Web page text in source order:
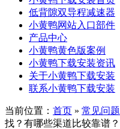
低背隙双导程减速器
小黄鸭网站入口部件
产品中心
小黄鸭黄色版案例
小黄鸭下载安装资讯
关于小黄鸭下载安装
联系小黄鸭下载安装
当前位置： 首页 » 常见问题
找？有哪些渠道比较靠谱？